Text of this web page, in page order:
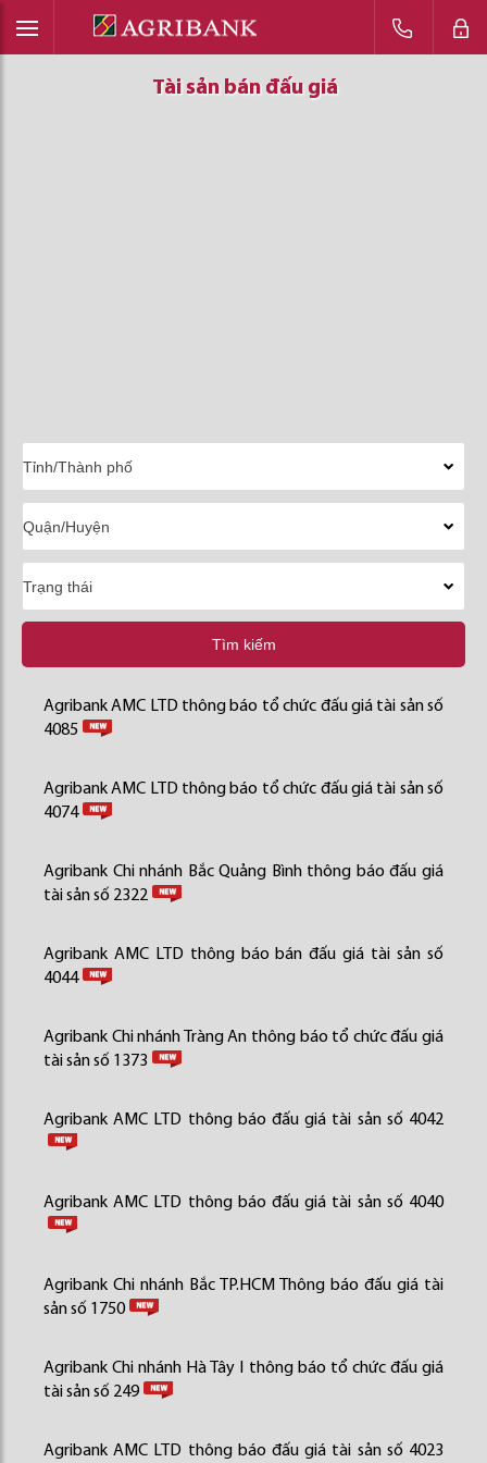
Tài sản bán đấu giá
Tài sản bán đấu giá
Tài sản bán đấu giá
Tìm kiếm
Agribank AMC LTD thông báo tổ chức đấu giá tài sản số
4085
Agribank AMC LTD thông báo tổ chức đấu giá tài sản số
4074
Agribank Chi nhánh Bắc Quảng Bình thông báo đấu giá
tài sản số 2322
Agribank AMC LTD thông báo bán đấu giá tài sản số
4044
Agribank Chi nhánh Tràng An thông báo tổ chức đấu giá
tài sản số 1373
Agribank AMC LTD thông báo đấu giá tài sản số 4042
Agribank AMC LTD thông báo đấu giá tài sản số 4040
Agribank Chi nhánh Bắc TP.HCM Thông báo đấu giá tài
sản số 1750
Agribank Chi nhánh Hà Tây I thông báo tổ chức đấu giá
tài sản số 249
Agribank AMC LTD thông báo đấu giá tài sản số 4023